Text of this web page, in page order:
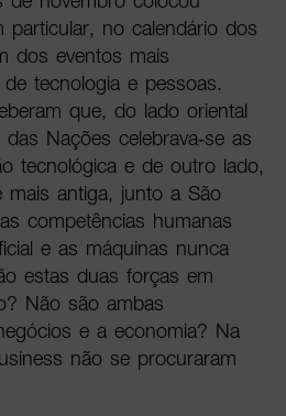
particular, no calendário dos
dos eventos mais
tecnologia e pessoas.
que, do lado oriental
Nações celebrava-se as
tecnológica e de outro lado,
mais antiga, junto a São
competências humanas
e as máquinas nunca
estas duas forças em
Não são ambas
e a economia? Na
não se procuraram